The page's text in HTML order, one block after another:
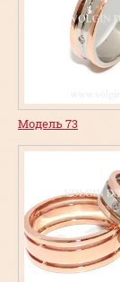
Модель 73